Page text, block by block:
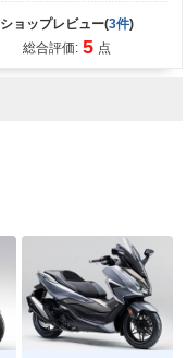
ショップレビュー(3件)
総合評価: 5 点